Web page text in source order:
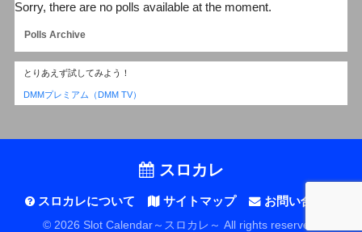
Sorry, there are no polls available at the moment.
Polls Archive
とりあえず試してみよう！
DMMプレミアム（DMM TV）
スロカレ
スロカレについて サイトマップ お問い合わせ
© 2026 Slot Calendar～スロカレ～ All rights reserved.